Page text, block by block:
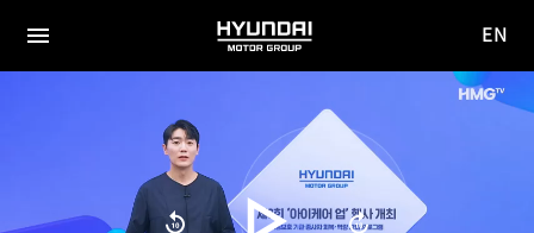
전체
HYUNDAI
MOTOR
사이
이동
EN